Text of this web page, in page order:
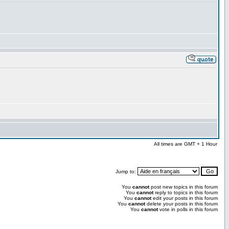
All times are GMT + 1 Hour
Jump to:
You cannotpost new topics in this forum
You cannotreply to topics in this forum
You cannotedit your posts in this forum
You cannotdelete your posts in this forum
You cannotvote in polls in this forum